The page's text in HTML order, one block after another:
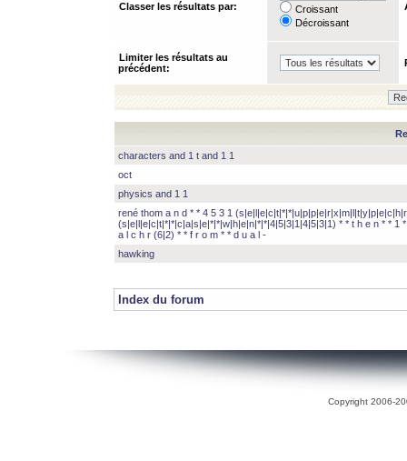
Classer les résultats par:
Croissant
Décroissant
Limiter les résultats au
précédent:
characters and 1 t and 1 1
oct
physics and 1 1
rené thom a n d * * 4 5 3 1
(s|e|l|e|c|t|*|*|c|a|s|e|*|*|w|h|e|n|*|*|4|5|3|1|4|5|3|1) * * t h e n * * 1
a l c h r (6|2) * * f r o m * * d u a l -
hawking
Index du forum
Copyright 2006-